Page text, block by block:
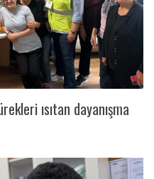
ısıtan dayanışma